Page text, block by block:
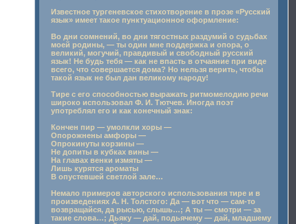
Известное тургеневское стихотворение в прозе «Русский
язык» имеет такое пунктуационное оформление:
Во дни сомнений, во дни тягостных раздумий о судьбах
моей родины, — ты один мне поддержка и опора, о
великий, могучий, правдивый и свободный русский
язык! Не будь тебя — как не впасть в отчаяние при виде
всего, что совершается дома? Но нельзя верить, чтобы
такой язык не был дан великому народу!
Тире с его способностью выражать ритмомелодию речи
широко использовал Ф. И. Тютчев. Иногда поэт
употреблял его и как конечный знак:
Кончен пир — умолкли хоры —
Опорожнены амфоры —
Опрокинуты корзины —
Не допиты в кубках вины —
На главах венки измяты —
Лишь курятся ароматы
В опустевшей светлой зале…
Немало примеров авторского использования тире и в
произведениях А. Н. Толстого: Да — вот что — сам-то
возвращайся, да рысью, слышь…; А ты — смотри — за
такие слова…; Дьяку — дай, подьячему — дай, младшему